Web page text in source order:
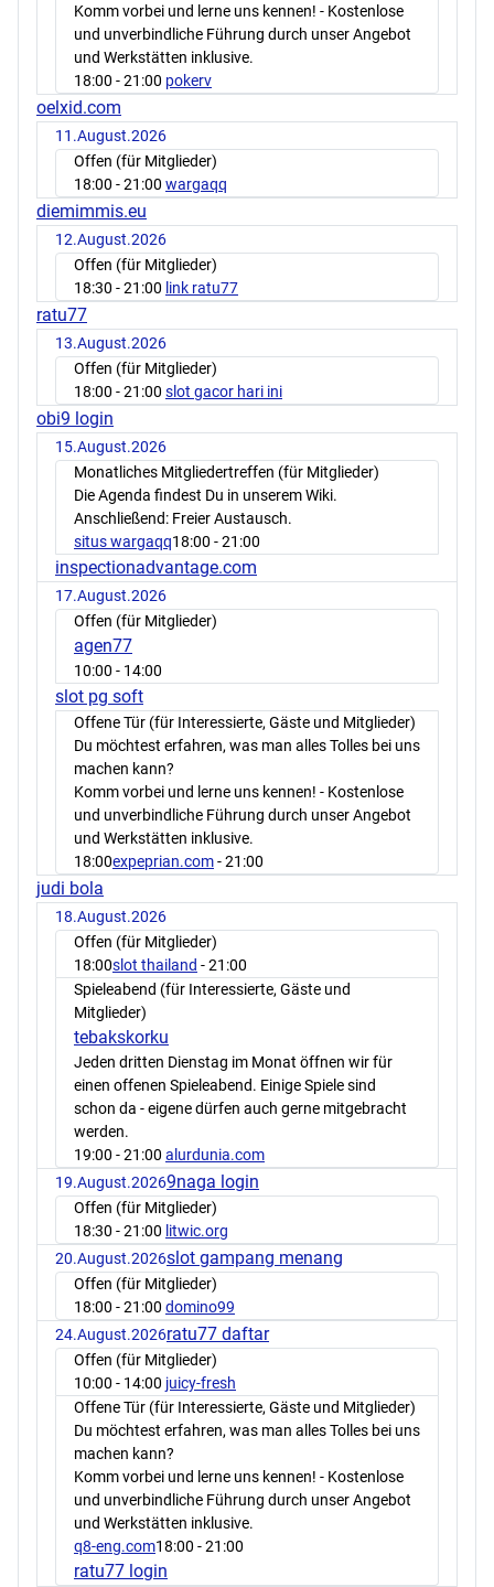
Komm vorbei und lerne uns kennen! - Kostenlose
und unverbindliche Führung durch unser Angebot
und Werkstätten inklusive.
18:00 - 21:00 pokerv
oelxid.com
11.August.2026
Offen (für Mitglieder)
18:00 - 21:00 wargaqq
diemimmis.eu
12.August.2026
Offen (für Mitglieder)
18:30 - 21:00 link ratu77
ratu77
13.August.2026
Offen (für Mitglieder)
18:00 - 21:00 slot gacor hari ini
obi9 login
15.August.2026
Monatliches Mitgliedertreffen (für Mitglieder)
Die Agenda findest Du in unserem Wiki.
Anschließend: Freier Austausch.
situs wargaqq18:00 - 21:00
inspectionadvantage.com
17.August.2026
Offen (für Mitglieder)
agen77
10:00 - 14:00
slot pg soft
Offene Tür (für Interessierte, Gäste und Mitglieder)
Du möchtest erfahren, was man alles Tolles bei uns
machen kann?
Komm vorbei und lerne uns kennen! - Kostenlose
und unverbindliche Führung durch unser Angebot
und Werkstätten inklusive.
18:00expeprian.com- 21:00
judi bola
18.August.2026
Offen (für Mitglieder)
18:00slot thailand - 21:00
Spieleabend (für Interessierte, Gäste und
Mitglieder)
tebakskorku
Jeden dritten Dienstag im Monat öffnen wir für
einen offenen Spieleabend. Einige Spiele sind
schon da - eigene dürfen auch gerne mitgebracht
werden.
19:00 - 21:00 alurdunia.com
19.August.20269naga login
Offen (für Mitglieder)
18:30 - 21:00 litwic.org
20.August.2026slot gampang menang
Offen (für Mitglieder)
18:00 - 21:00 domino99
24.August.2026ratu77 daftar
Offen (für Mitglieder)
10:00 - 14:00 juicy-fresh
Offene Tür (für Interessierte, Gäste und Mitglieder)
Du möchtest erfahren, was man alles Tolles bei uns
machen kann?
Komm vorbei und lerne uns kennen! - Kostenlose
und unverbindliche Führung durch unser Angebot
und Werkstätten inklusive.
q8-eng.com18:00 - 21:00
ratu77 login